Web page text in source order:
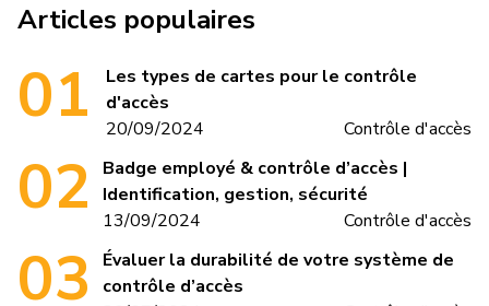
Articles populaires
Les types de cartes pour le contrôle
d'accès
20/09/2024
Contrôle d'accès
Badge employé & contrôle d’accès |
Identification, gestion, sécurité
13/09/2024
Contrôle d'accès
Évaluer la durabilité de votre système de
contrôle d’accès